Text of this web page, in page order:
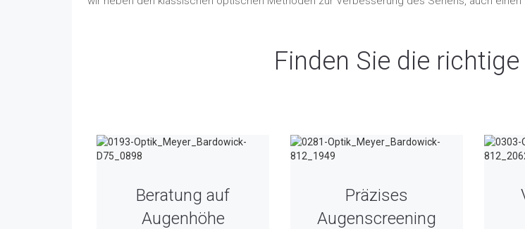
Finden Sie die
Beratung auf
Augenhöhe
Präzises
Augenscreening